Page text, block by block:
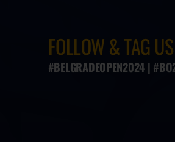
FOLLOW & TAG US
#BELGRADEOPEN2024 |